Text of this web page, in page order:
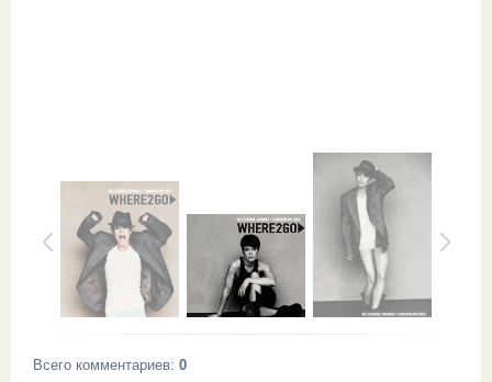
Всего комментариев: 0